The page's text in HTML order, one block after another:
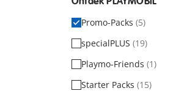
Promo-Packs (5)
specialPLUS (19)
Playmo-Friends (1)
Starter Packs (15)